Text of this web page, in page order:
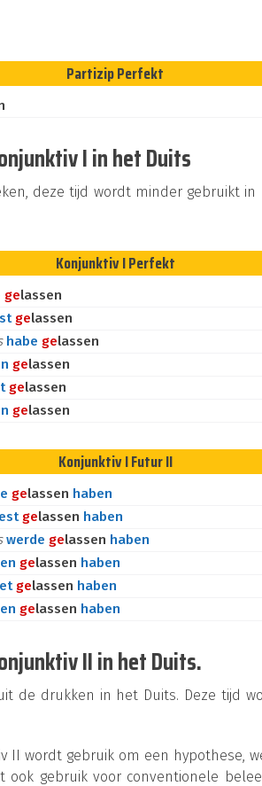
Partizip Perfekt
I in het Duits
deze tijd wordt minder gebruikt in
Konjunktiv I Perfekt
gelassen
gelassen
habe gelassen
gelassen
gelassen
gelassen
Konjunktiv I Futur II
gelassen haben
gelassen haben
werde gelassen haben
gelassen haben
gelassen haben
gelassen haben
II in het Duits.
de drukken in het Duits. Deze tijd
II wordt gebruik om een hypothese,
gebruik voor conventionele